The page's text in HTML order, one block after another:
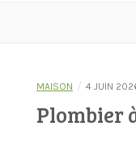
MAISON / 4 JUIN
Plombier